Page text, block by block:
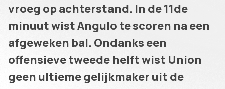
vroeg op achterstand. In de 11de
minuut wist Angulo te scoren na een
afgeweken bal. Ondanks een
offensieve tweede helft wist Union
geen ultieme gelijkmaker uit de